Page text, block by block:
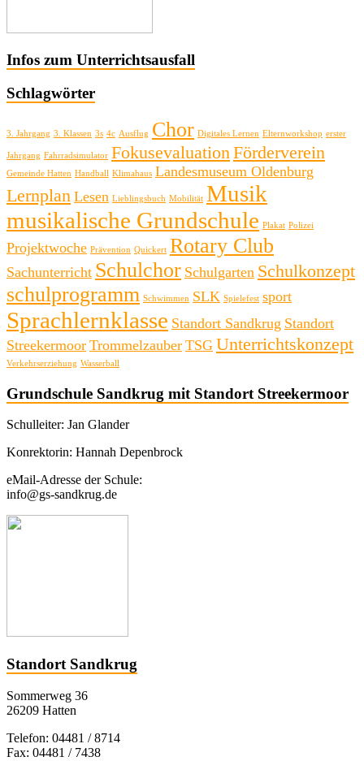
Infos zum Unterrichtsausfall
Schlagwörter
3. Jahrgang 3. Klassen 3s 4c Ausflug Chor Digitales Lernen Elternworkshop erster
Jahrgang Fahrradsimulator Fokusevaluation Förderverein
Gemeinde Hatten Handball Klimahaus Landesmuseum Oldenburg
Lernplan Lesen Lieblingsbuch Mobilität Musik
musikalische Grundschule Plakat Polizei
Projektwoche Prävention Quickert Rotary Club
Sachunterricht Schulchor Schulgarten Schulkonzept
schulprogramm Schwimmen SLK Spielefest sport
Sprachlernklasse Standort Sandkrug Standort
Streekermoor Trommelzauber TSG Unterrichtskonzept
Verkehrserziehung Wasserball
Grundschule Sandkrug mit Standort Streekermoor
Schulleiter: Jan Glander
Konrektorin: Hannah Depenbrock
eMail-Adresse der Schule:
info@gs-sandkrug.de
Standort Sandkrug
Sommerweg 36
26209 Hatten
Telefon: 04481 / 8714
Fax: 04481 / 7438